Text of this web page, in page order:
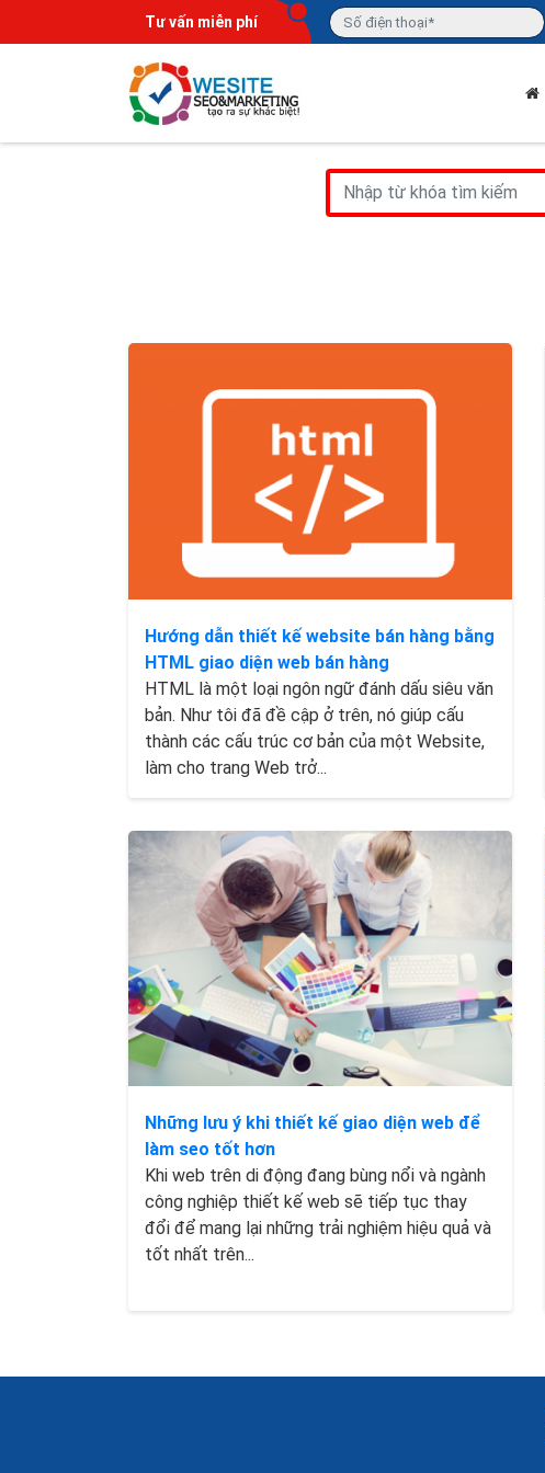
Tư vấn miễn phí
Hướng dẫn thiết kế website bán hàng bằng
HTML giao diện web bán hàng
HTML là một loại ngôn ngữ đánh dấu siêu văn
bản. Như tôi đã đề cập ở trên, nó giúp cấu
thành các cấu trúc cơ bản của một Website,
làm cho trang Web trở...
Những lưu ý khi thiết kế giao diện web để
làm seo tốt hơn
Khi web trên di động đang bùng nổi và ngành
công nghiệp thiết kế web sẽ tiếp tục thay
đổi để mang lại những trải nghiệm hiệu quả và
tốt nhất trên...